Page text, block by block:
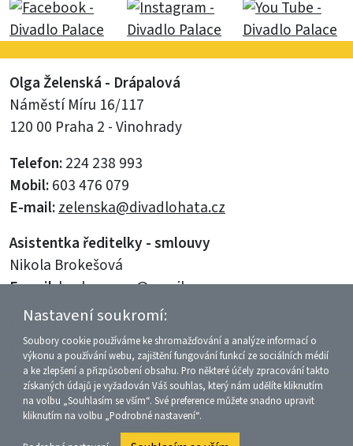
Olga Želenská - Drápalová
Náměstí Míru 16/117
120 00 Praha 2 - Vinohrady
Telefon:224 238 993
Mobil:603 476 079
E-mail:zelenska@divadlohata.cz
Asistentka ředitelky - smlouvy
Nikola Brokešová
E-mail:brokesovan@gmail.com
IČO:66052858
DIČ:CZ6062201112
2026 © Divadelní společnost Háta
WWW:
Lubor Mrázek, mSystem 5.3
Nastavení soukromí:
Soubory cookie používáme ke shromažďování a analýze informací o
výkonu a používání webu, zajištění fungování funkcí ze sociálních médií
a ke zlepšení a přizpůsobení obsahu. Pro některé účely zpracování takto
získaných údajů je vyžadován Váš souhlas, který nám udělíte kliknutím
na volbu „Souhlasím se vším“. Své preference můžete snadno upravit
kliknutím na volbu „Podrobné nastavení“.